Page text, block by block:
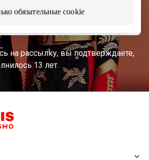
обязательные cookie
на рассылку, вы подтверждаете,
13 лет.